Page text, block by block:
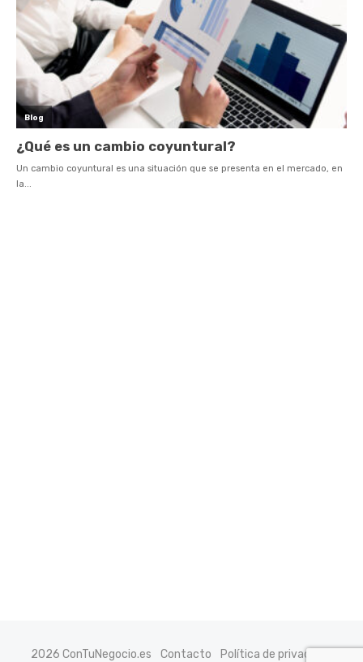
2026 ConTuNegocio.es Contacto Política de privacidad